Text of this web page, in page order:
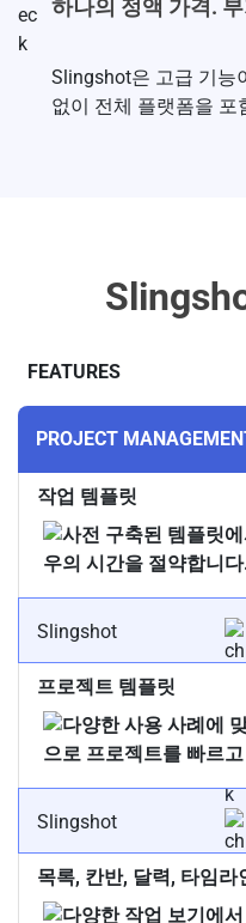
하나의 정액 가격.
Slingshot은 고급 기능
없이 전체 플랫폼을 포
FEATURES
PROJECT
작업 템플릿
Slingshot
프로젝트 템플릿
Slingshot
목록, 칸반, 달력, 타임라